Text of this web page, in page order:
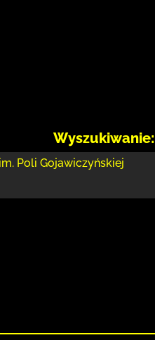
Wyszukiwanie:
Poli Gojawiczyńskiej